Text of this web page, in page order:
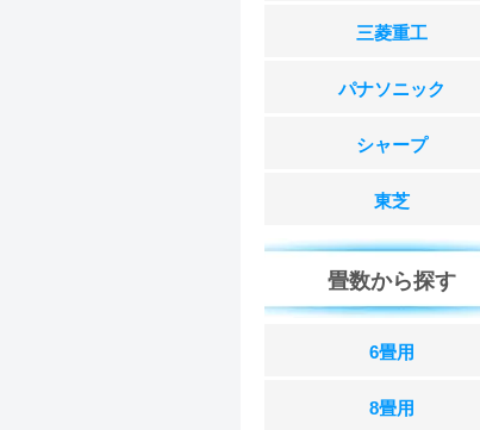
三菱重工
パナソニック
シャープ
東芝
畳数から探す
6畳用
8畳用